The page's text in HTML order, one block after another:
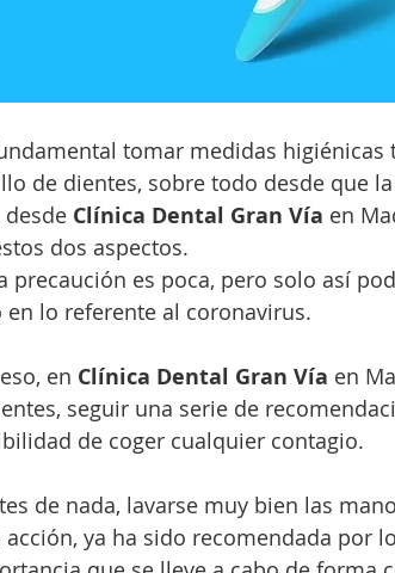
tomar medidas
de dientes, sobre todo desde que
desde Clínica Dental Gran Vía en
dos aspectos.
precaución es poca, pero solo así
en lo referente al coronavirus.
en Clínica Dental Gran Vía en
seguir una serie de
de coger cualquier contagio.
de nada, lavarse muy bien las
acción, ya ha sido recomendada por